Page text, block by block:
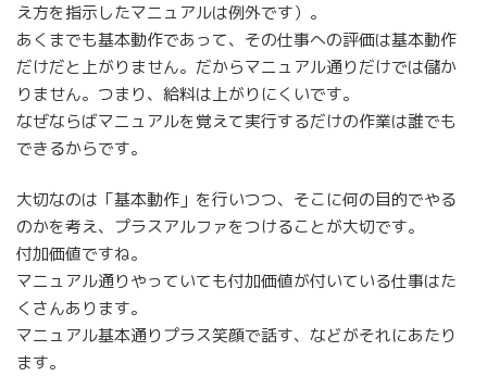
え方を指示したマニュアルは例外です）。
あくまでも基本動作であって、その仕事への評価は基本動作
だけだと上がりません。だからマニュアル通りだけでは儲か
りません。つまり、給料は上がりにくいです。
なぜならばマニュアルを覚えて実行するだけの作業は誰でも
できるからです。
大切なのは「基本動作」を行いつつ、そこに何の目的でやる
のかを考え、プラスアルファをつけることが大切です。
付加価値ですね。
マニュアル通りやっていても付加価値が付いている仕事はた
くさんあります。
マニュアル基本通りプラス笑顔で話す、などがそれにあたり
ます。